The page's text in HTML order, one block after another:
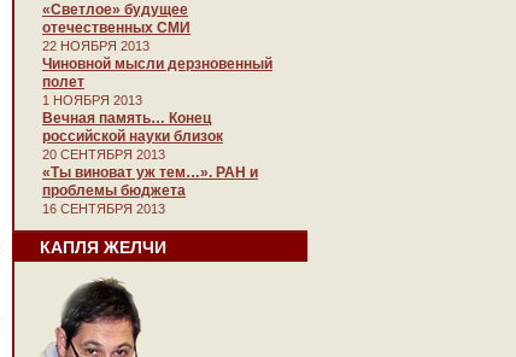
«Светлое» будущее
отечественных СМИ
22 НОЯБРЯ 2013
Чиновной мысли дерзновенный
полет
1 НОЯБРЯ 2013
Вечная память… Конец
российской науки близок
20 СЕНТЯБРЯ 2013
«Ты виноват уж тем…». РАН и
проблемы бюджета
16 СЕНТЯБРЯ 2013
КАПЛЯ ЖЕЛЧИ